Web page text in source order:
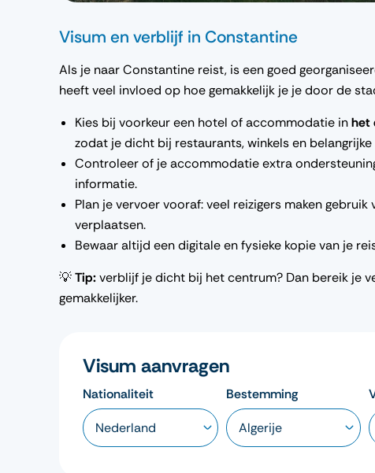
Visum en verblijf in Constantine
Als je naar Constantine reist, is een goed
heeft veel invloed op hoe gemakkelijk je je door de
Kies bij voorkeur een hotel of accommodatie inhet
zodat je dicht bij restaurants, winkels en
Controleer of je accommodatie extra
informatie.
Plan je vervoer vooraf: veel reizigers maken gebruik
verplaatsen.
Bewaar altijd een digitale en fysieke kopie van je
💡Tip:verblijf je dicht bij het centrum? Dan bereik je
gemakkelijker.
Visum aanvragen
Nationaliteit Bestemming